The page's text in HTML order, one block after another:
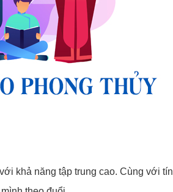
khả năng tập trung cao. Cùng với